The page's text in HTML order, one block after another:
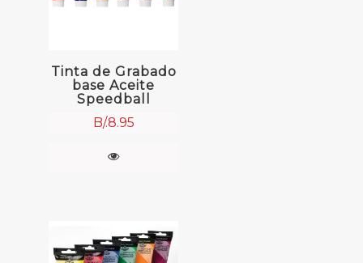
Tinta de Grabado
base Aceite
Speedball
B/.8.95